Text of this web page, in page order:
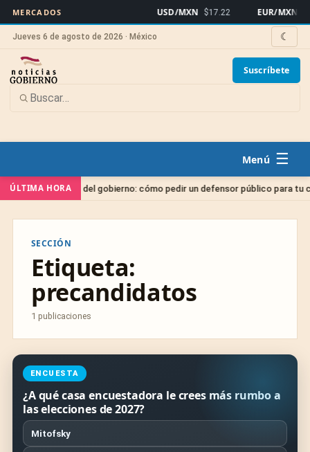
MERCADOS USD/MXN $17.22 EUR/MXN
Jueves 6 de agosto de 2026 · México ☾
Suscríbete
☰
ÚLTIMA HORA
gratis del gobierno: cómo pedir un defensor público para tu caso
SECCIÓN
Etiqueta:
precandidatos
1 publicaciones
ENCUESTA
¿A qué casa encuestadora le crees más rumbo a
las elecciones de 2027?
Mitofsky